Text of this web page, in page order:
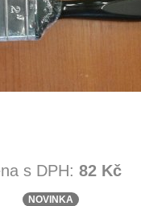
s DPH: 82 Kč
NOVINKA